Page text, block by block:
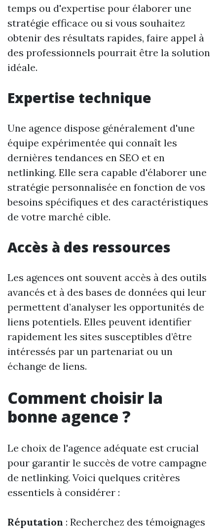
temps ou d'expertise pour élaborer une
stratégie efficace ou si vous souhaitez
obtenir des résultats rapides, faire appel à
des professionnels pourrait être la solution
idéale.
Expertise technique
Une agence dispose généralement d'une
équipe expérimentée qui connaît les
dernières tendances en SEO et en
netlinking. Elle sera capable d'élaborer une
stratégie personnalisée en fonction de vos
besoins spécifiques et des caractéristiques
de votre marché cible.
Accès à des ressources
Les agences ont souvent accès à des outils
avancés et à des bases de données qui leur
permettent d’analyser les opportunités de
liens potentiels. Elles peuvent identifier
rapidement les sites susceptibles d’être
intéressés par un partenariat ou un
échange de liens.
Comment choisir la
bonne agence ?
Le choix de l'agence adéquate est crucial
pour garantir le succès de votre campagne
de netlinking. Voici quelques critères
essentiels à considérer :
Réputation : Recherchez des témoignages